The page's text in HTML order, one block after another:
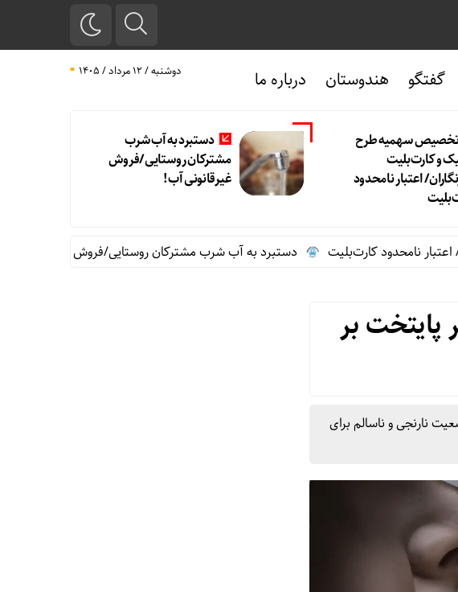
گفتگو هندوستان درباره ما دوشنبه / ۱۲ مرداد / ۱۴۰۵
سهمیه طرح
و کارت‌بلیت
اعتبار نامحدود
دستبرد به آب شرب
مشترکان روستایی/فروش
غیرقانونی آب!
کارت‌بلیت دستبرد به آب شرب مشترکان روستایی/فروش غیرقانونی آب!
بر
هوای تهران، شاخص کیفیت هوا در حال حاضر بر روی عدد ۱۱۰ و در وضعیت نارنجی و ناسالم برای